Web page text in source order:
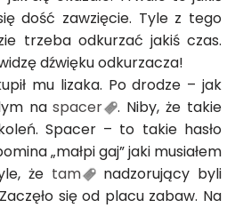
dość zawzięcie. Tyle z tego
trzeba odkurzać jakiś czas.
dźwięku odkurzacza!
mu lizaka. Po drodze – jak
naspacer
. Niby, że takie
Spacer – to takie hasło
„małpi gaj” jaki musiałem
że tam
nadzorujący byli
się od placu zabaw. Na